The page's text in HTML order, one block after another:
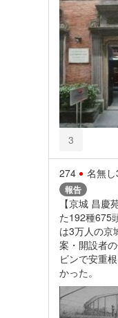
3
274 名無し
報告
【京城 昌慶
た192種675
は3万人の京
案・開設者
ビンで安重
かった。